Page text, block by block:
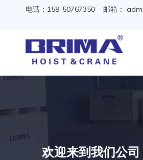
电话：158-50767350 邮箱：
欢迎来到我们公司